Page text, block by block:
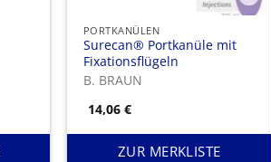
PORTKANÜLEN
Surecan® Portkanüle mit
Fixationsflügeln
B. BRAUN
14,06 €
ZUR MERKLISTE